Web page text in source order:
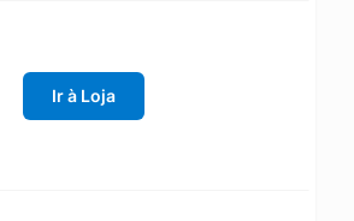
Ir à Loja